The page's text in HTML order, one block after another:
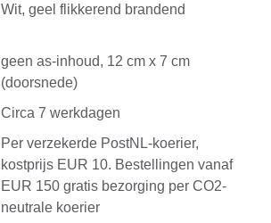
Wit, geel flikkerend brandend
geen as-inhoud, 12 cm x 7 cm
(doorsnede)
Circa 7 werkdagen
Per verzekerde PostNL-koerier,
kostprijs EUR 10. Bestellingen vanaf
EUR 150 gratis bezorging per CO2-
neutrale koerier